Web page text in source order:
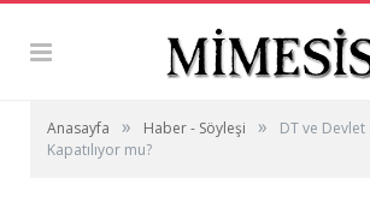
Anasayfa » Haber - Söyleşi »
DT ve
Kapatılıyor mu?